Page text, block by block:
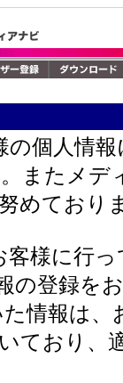
個人情
またメデ
めており
様に行
の登録を
情報は、
ており、